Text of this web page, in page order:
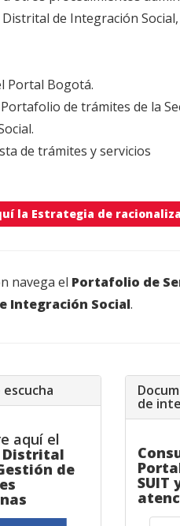
de Integración
Portal Bogotá.
de trámites de la
de trámites y servicios
la Estrategia de
navega el Portafolio de
Integración Social.
de
SUIT
aquí el
Distrital
de